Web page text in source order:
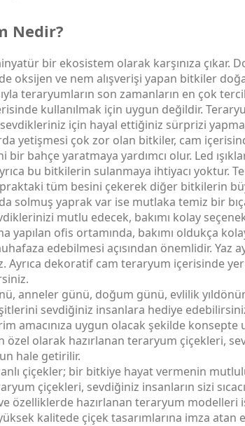
Nedir?
bir ekosistem olarak karşınıza çıkar.
oksijen ve nem alışverişi yapan bitkiler
teraryumların son zamanların en çok
kullanılmak için uygun değildir.
sevdikleriniz için hayal ettiğiniz sürprizi
yetişmesi çok zor olan bitkiler, cam
bir bahçe yaratmaya yardımcı olur. Led
bu bitkilerin sulanmaya ihtiyacı
tüm besini çekerek diğer bitkilerin
solmuş yaprak var ise mutlaka temiz bir
mutlu edecek, bakımı kolay
yapılan ofis ortamında, bakımı oldukça
edebilmesi açısından önemlidir. Yaz
Ayrıca dekoratif cam teraryum içerisinde
anneler günü, doğum günü, evlilik
sevdiğiniz insanlara hediye
amacınıza uygun olacak şekilde
özel olarak hazırlanan teraryum çiçekleri,
hale getirilir.
çiçekler; bir bitkiye hayat vermenin
çiçekleri, sevdiğiniz insanların sizi
özelliklerde hazırlanan teraryum modelleri
kalitede çiçek tasarımlarına imza atan